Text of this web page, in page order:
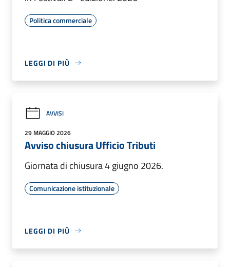
Politica commerciale
LEGGI DI PIÙ
AVVISI
29 MAGGIO 2026
Avviso chiusura Ufficio Tributi
Giornata di chiusura 4 giugno 2026.
Comunicazione istituzionale
LEGGI DI PIÙ